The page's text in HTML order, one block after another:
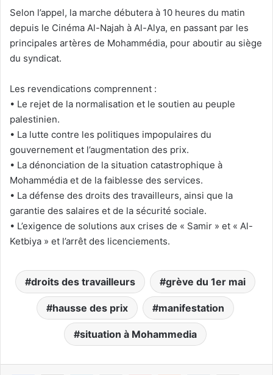
Selon l’appel, la marche débutera à 10 heures du matin
depuis le Cinéma Al-Najah à Al-Alya, en passant par les
principales artères de Mohammédia, pour aboutir au siège
du syndicat.
Les revendications comprennent :
• Le rejet de la normalisation et le soutien au peuple
palestinien.
• La lutte contre les politiques impopulaires du
gouvernement et l’augmentation des prix.
• La dénonciation de la situation catastrophique à
Mohammédia et de la faiblesse des services.
• La défense des droits des travailleurs, ainsi que la
garantie des salaires et de la sécurité sociale.
• L’exigence de solutions aux crises de « Samir » et « Al-
Ketbiya » et l’arrêt des licenciements.
droits des travailleurs grève du 1er mai
hausse des prix manifestation
situation à Mohammedia